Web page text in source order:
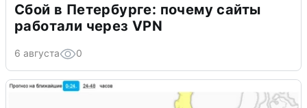
Сбой в Петербурге: почему сайты
работали через VPN
6 августа 0